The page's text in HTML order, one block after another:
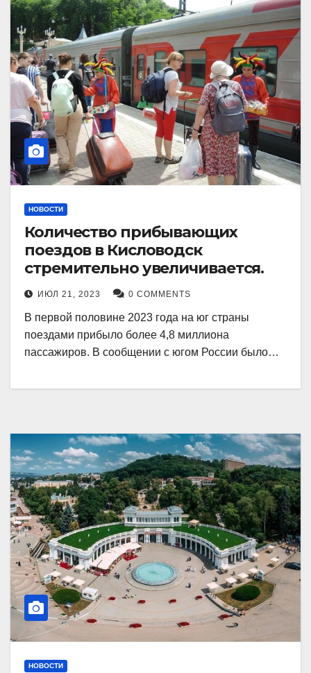
НОВОСТИ
Количество прибывающих
поездов в Кисловодск
стремительно увеличивается.
ИЮЛ 21, 2023 0 COMMENTS
В первой половине 2023 года на юг страны
поездами прибыло более 4,8 миллиона
пассажиров. В сообщении с югом России было…
НОВОСТИ